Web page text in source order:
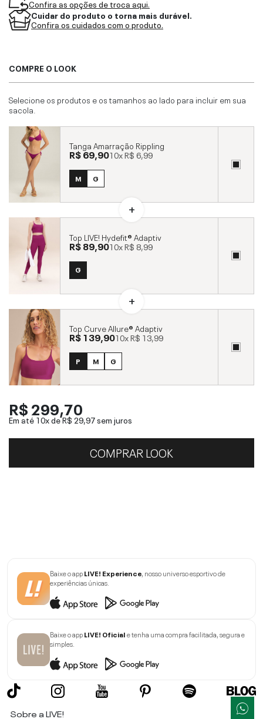
Confira as opções de troca aqui.
Cuidar do produto o torna mais durável.
Confira os cuidados com o produto.
COMPRE O LOOK
Selecione os produtos e os tamanhos ao lado para incluir em sua
sacola.
Tanga Amarração Rippling
R$ 69,9010xR$ 6,99
M G
Top LIVE! Hydefit® Adaptiv
R$ 89,9010xR$ 8,99
G
Top Curve Allure® Adaptiv
R$ 139,9010xR$ 13,99
P M G
R$ 299,70
Em até 10x deR$ 29,97sem juros
COMPRAR LOOK
Baixe o appLIVE! Experience, nosso universo esportivo de
experiências únicas.
Baixe o appLIVE! Oficiale tenha uma compra facilitada, segura e
simples.
Sobre a LIVE!